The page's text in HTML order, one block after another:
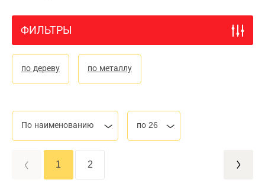
ФИЛЬТРЫ
по дереву по металлу
По наименованию по 26
1 2